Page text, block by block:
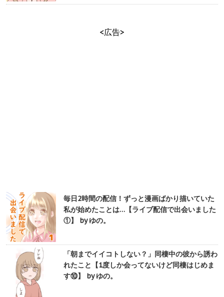
<広告>
毎日2時間の配信！ずっと漫画ばかり描いていた
私が始めたことは…【ライブ配信で出会いました
①】 by ゆの。
「朝までイイコトしない？」同棲中の彼から誘わ
れたこと【1度しか会ってないけど同棲はじめま
す⑩】 by ゆの。